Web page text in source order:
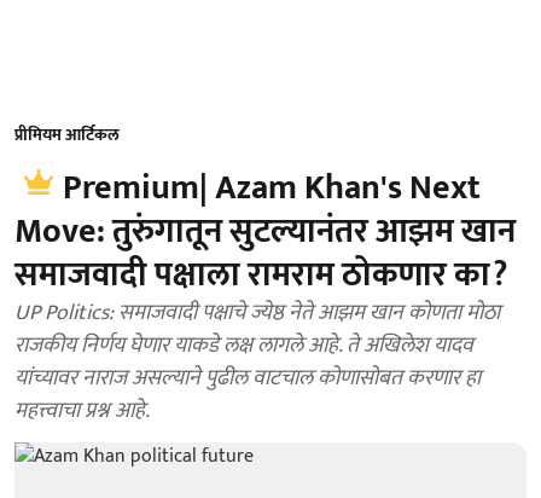
प्रीमियम आर्टिकल
Premium| Azam Khan's Next
Move: तुरुंगातून सुटल्यानंतर आझम खान
समाजवादी पक्षाला रामराम ठोकणार का?
UP Politics: समाजवादी पक्षाचे ज्येष्ठ नेते आझम खान कोणता मोठा
राजकीय निर्णय घेणार याकडे लक्ष लागले आहे. ते अखिलेश यादव
यांच्यावर नाराज असल्याने पुढील वाटचाल कोणासोबत करणार हा
महत्त्वाचा प्रश्न आहे.